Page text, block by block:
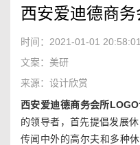
西安爱迪德商
时间：2021-01-01 20:58:01
文案：美研
来源：设计欣赏
西安爱迪德商务会所LOGO
的领导者，首先提倡发展
传闻中外的高尔夫和多种